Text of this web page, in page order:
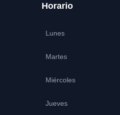
Horario
Lunes
Martes
Miércoles
Jueves